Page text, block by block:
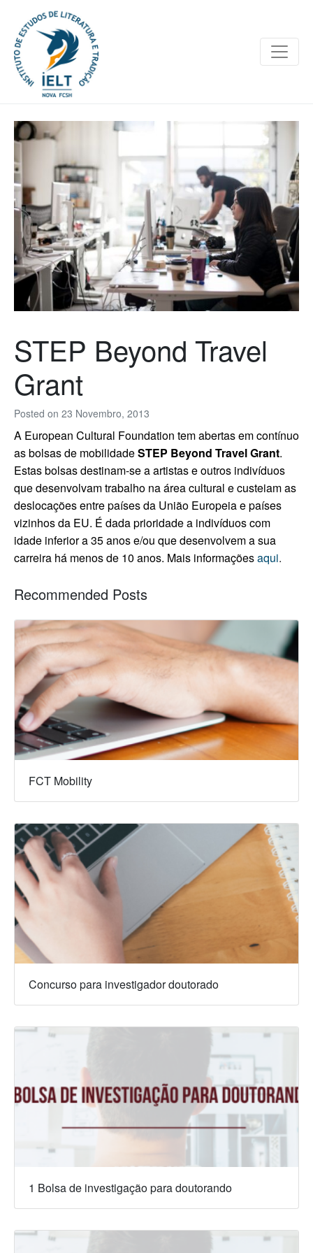
Posted on 23 Novembro, 2013
STEP Beyond Travel
Grant
A European Cultural Foundation tem abertas em contínuo
as bolsas de mobilidadeSTEP Beyond Travel Grant.
Estas bolsas destinam-se a artistas e outros indivíduos
que desenvolvam trabalho na área cultural e custeiam as
deslocações entre países da União Europeia e países
vizinhos da EU. É dada prioridade a indivíduos com
idade inferior a 35 anos e/ou que desenvolvem a sua
carreira há menos de 10 anos. Mais informaçõesaqui.
Recommended Posts
FCT Mobility
Concurso para investigador doutorado
1 Bolsa de investigação para doutorando